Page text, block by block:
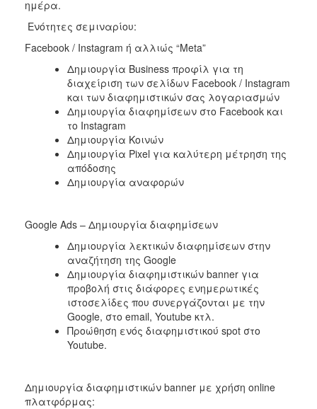
ημέρα.
Ενότητες σεμιναρίου:
Facebook / Instagram ή αλλιώς “Meta”
Δημιουργία Business προφίλ για τη
διαχείριση των σελίδων Facebook / Instagram
και των διαφημιστικών σας λογαριασμών
Δημιουργία διαφημίσεων στο Facebook και
το Instagram
Δημιουργία Κοινών
Δημιουργία Pixel για καλύτερη μέτρηση της
απόδοσης
Δημιουργία αναφορών
Google Ads – Δημιουργία διαφημίσεων
Δημιουργία λεκτικών διαφημίσεων στην
αναζήτηση της Google
Δημιουργία διαφημιστικών banner για
προβολή στις διάφορες ενημερωτικές
ιστοσελίδες που συνεργάζονται με την
Google, στο email, Youtube κτλ.
Προώθηση ενός διαφημιστικού spot στο
Youtube.
Δημιουργία διαφημιστικών banner με χρήση online
πλατφόρμας: